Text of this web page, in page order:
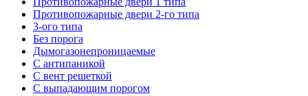
Противопожарные двери 2-го типа
3-ого типа
Без порога
Дымогазонепроницаемые
С антипаникой
С вент решеткой
С выпадающим порогом